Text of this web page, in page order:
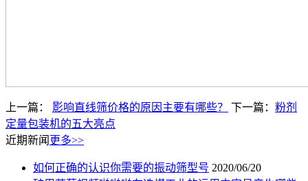
上一篇： 影响直线筛价格的原因主要有哪些？ 下一篇： 粉剂
定量包装机的五大亮点
近期新闻 更多>>
如何正确的认识你需要的振动筛型号 2020/06/20